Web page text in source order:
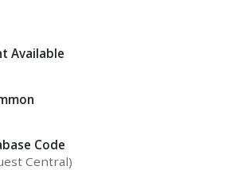
Available
Code
Central)